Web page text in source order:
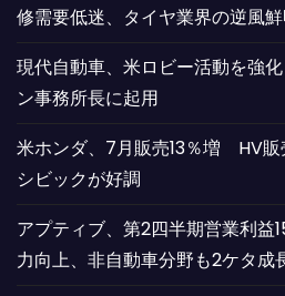
修需要低迷、タイヤ業界の逆風
現代自動車、米ロビー活動を強
ン事務所長に起用
米ホンダ、7月販売13％増 HV販
シビックが好調
アプティブ、第2四半期営業利
力向上、非自動車分野も2ケタ成